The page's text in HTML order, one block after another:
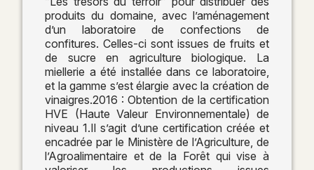
produits du domaine, avec l’aménagement
d’un laboratoire de confections de
confitures. Celles-ci sont issues de fruits et
de sucre en agriculture biologique. La
miellerie a été installée dans ce laboratoire,
et la gamme s’est élargie avec la création de
vinaigres.2016 : Obtention de la certification
HVE (Haute Valeur Environnementale) de
niveau 1.Il s’agit d’une certification créée et
encadrée par le Ministère de l’Agriculture, de
l’Agroalimentaire et de la Forêt qui vise à